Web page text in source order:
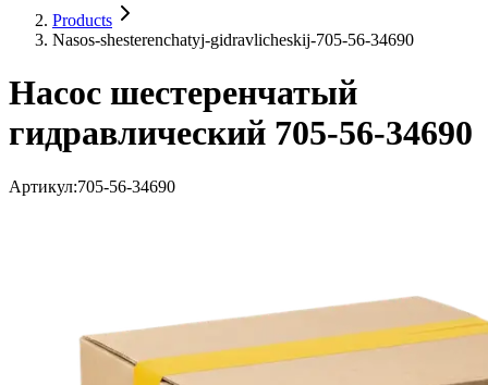
Products
Nasos-shesterenchatyj-gidravlicheskij-705-56-34690
Насос шестеренчатый
гидравлический 705-56-34690
Артикул:705-56-34690